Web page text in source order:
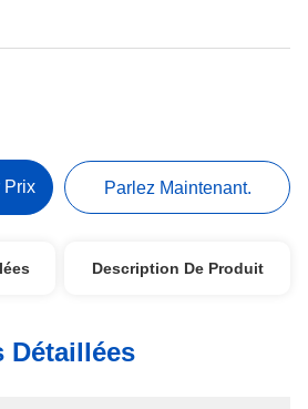
Prix Parlez Maintenant.
Description De Produit
Détaillées